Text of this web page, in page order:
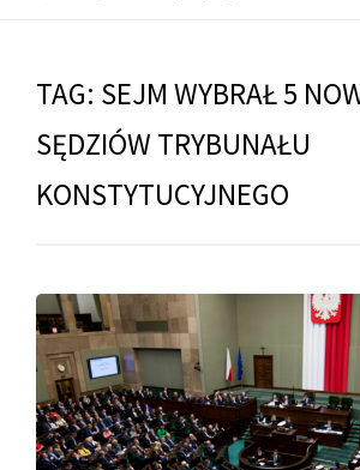
TAG: SEJM WYBRAŁ 5
SĘDZIÓW TRYBUNAŁU
KONSTYTUCYJNEGO